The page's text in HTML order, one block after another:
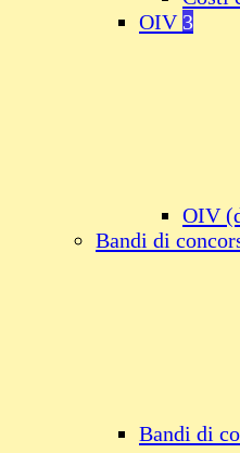
OIV 3
OIV
Bandi di
Bandi di